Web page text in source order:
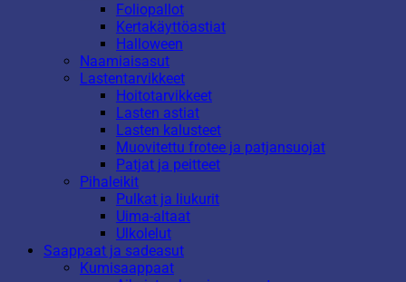
Foliopallot
Kertakäyttöastiat
Halloween
Naamiaisasut
Lastentarvikkeet
Hoitotarvikkeet
Lasten astiat
Lasten kalusteet
Muovitettu frotee ja patjansuojat
Patjat ja peitteet
Pihaleikit
Pulkat ja liukurit
Uima-altaat
Ulkolelut
Saappaat ja sadeasut
Kumisaappaat